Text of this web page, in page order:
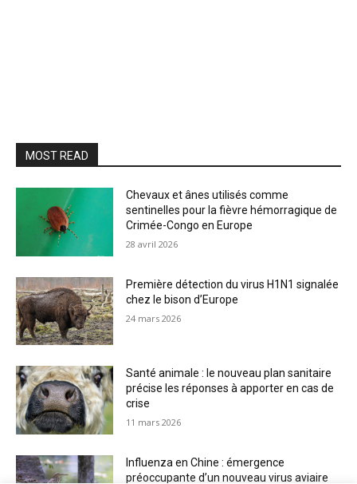
MOST READ
Chevaux et ânes utilisés comme
sentinelles pour la fièvre hémorragique de
Crimée-Congo en Europe
28 avril 2026
Première détection du virus H1N1 signalée
chez le bison d’Europe
24 mars 2026
Santé animale : le nouveau plan sanitaire
précise les réponses à apporter en cas de
crise
11 mars 2026
Influenza en Chine : émergence
préoccupante d’un nouveau virus aviaire